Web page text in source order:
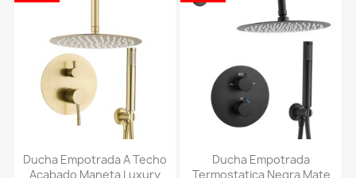
Ducha Empotrada A Techo
Acabado Maneta Luxury
Ducha Empotrada
Termostatica Negra Mate